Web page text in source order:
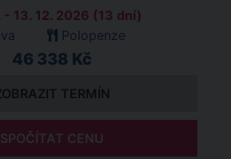
- 13. 12. 2026 (13 dní)
Polopenze
46 338 Kč
TERMÍN
SPOČÍTAT CENU